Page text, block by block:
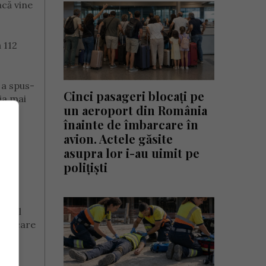
vine
spus-
mai
care
Cinci pasageri blocați pe
un aeroport din România
înainte de îmbarcare în
avion. Actele găsite
asupra lor i-au uimit pe
polițiști